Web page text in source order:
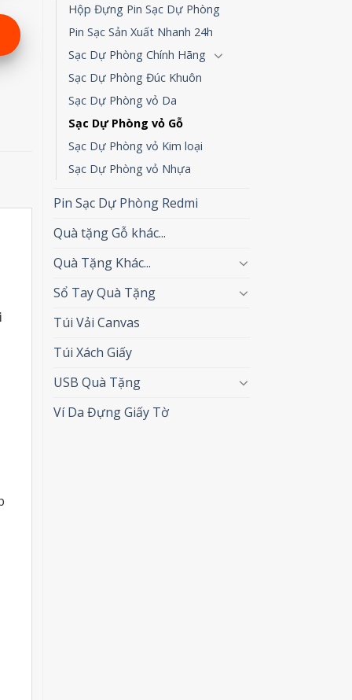
Hộp Đựng Pin Sạc Dự Phòng
Pin Sạc Sản Xuất Nhanh 24h
Sạc Dự Phòng Chính Hãng
Sạc Dự Phòng Đúc Khuôn
Sạc Dự Phòng vỏ Da
Sạc Dự Phòng vỏ Gỗ
Sạc Dự Phòng vỏ Kim loại
Sạc Dự Phòng vỏ Nhựa
Pin Sạc Dự Phòng Redmi
Quà tặng Gỗ khác...
Quà Tặng Khác...
Sổ Tay Quà Tặng
Túi Vải Canvas
Túi Xách Giấy
USB Quà Tặng
Ví Da Đựng Giấy Tờ